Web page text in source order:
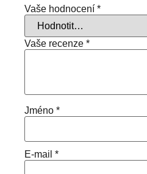
Vaše hodnocení *
Vaše recenze *
Jméno *
E-mail *